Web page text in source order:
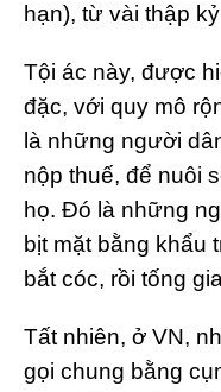
hạn), từ vài thập
Tội ác này, được
đặc, với quy mô
là những người
nộp thuế, để nuôi
họ. Đó là những
bịt mặt bằng khẩu
bắt cóc, rồi tống
Tất nhiên, ở VN,
gọi chung bằng